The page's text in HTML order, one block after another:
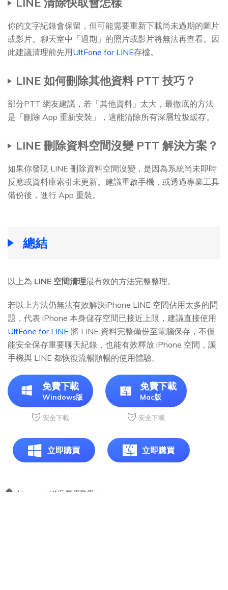
你的文字紀錄會保留，但可能需要重新下載尚未過期的圖片
或影片。聊天室中「過期」的照片或影片將無法再查看。因
此建議清理前先用UltFone for LINE存檔。
LINE 如何刪除其他資料 PTT 技巧？
部分PTT 網友建議，若「其他資料」太大，最徹底的方法
是「刪除 App 重新安裝」，這能清除所有深層垃圾緩存。
LINE 刪除資料空間沒變 PTT 解決方案？
如果你發現 LINE 刪除資料空間沒變，是因為系統尚未即時
反應或資料庫索引未更新。建議重啟手機，或透過專業工具
備份後，進行 App 重裝。
總結
以上為 LINE 空間清理最有效的方法完整整理。
若以上方法仍無法有效解決iPhone LINE 空間佔用太多的問
題，代表 iPhone 本身儲存空間已接近上限，建議直接使用
UltFone for LINE 將 LINE 資料完整備份至電腦保存，不僅
能安全保存重要聊天紀錄，也能有效釋放 iPhone 空間，讓
手機與 LINE 都恢復流暢順暢的使用體驗。
免費下載
Windows版
安全下載
免費下載
Mac版
安全下載
立即購買 立即購買
Home >> LINE 實用教學 >>